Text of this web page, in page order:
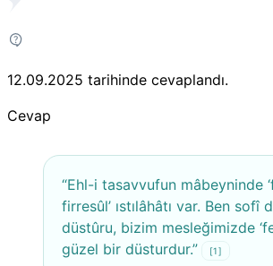
12.09.2025 tarihinde cevaplandı.
Cevap
“Ehl-i tasavvufun mâbeyninde
firresûl’ ıstılâhâtı var. Ben sofî
düstûru, bizim mesleğimizde
güzel bir düsturdur.”
[1]